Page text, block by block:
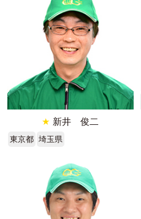
★ 新井 俊二
東京都 埼玉県